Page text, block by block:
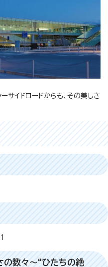
サイドロードからも、その美しさ
の数々～“ひたちの絶